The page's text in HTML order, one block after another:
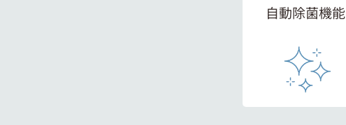
自動除菌機能